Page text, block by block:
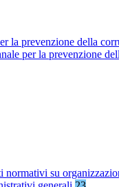
la prevenzione della
per la prevenzione
normativi su